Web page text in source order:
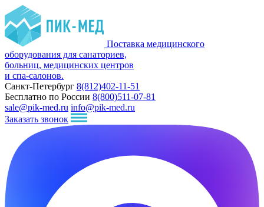
Поставка медицинского
оборудования для санаториев,
больниц, медицинских центров
и спа-салонов.
Санкт-Петербург 8(812)402-11-51
Бесплатно по России 8(800)511-07-81
sale@pik-med.ru info@pik-med.ru
Заказать звонок